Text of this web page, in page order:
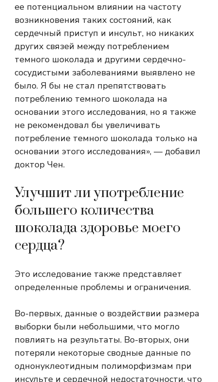
ее потенциальном влиянии на частоту
возникновения таких состояний, как
сердечный приступ и инсульт, но никаких
других связей между потреблением
темного шоколада и другими сердечно-
сосудистыми заболеваниями выявлено не
было. Я бы не стал препятствовать
потреблению темного шоколада на
основании этого исследования, но я также
не рекомендовал бы увеличивать
потребление темного шоколада только на
основании этого исследования», — добавил
доктор Чен.
Улучшит ли употребление
большего количества
шоколада здоровье моего
сердца?
Это исследование также представляет
определенные проблемы и ограничения.
Во-первых, данные о воздействии размера
выборки были небольшими, что могло
повлиять на результаты. Во-вторых, они
потеряли некоторые сводные данные по
однонуклеотидным полиморфизмам при
инсульте и сердечной недостаточности, что